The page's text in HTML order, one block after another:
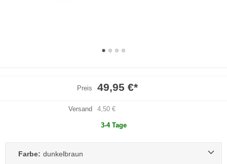
Preis 49,95 €*
Versand 4,50 €
3-4 Tage
Farbe: dunkelbraun